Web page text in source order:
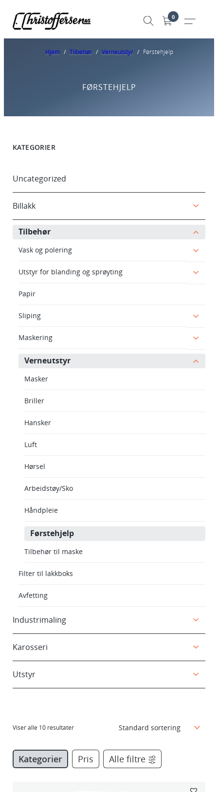
0
Hjem / Tilbehør / Verneutstyr / Førstehjelp
FØRSTEHJELP
KATEGORIER
Uncategorized
Billakk
Tilbehør
Vask og polering
Utstyr for blanding og sprøyting
Papir
Sliping
Maskering
Verneutstyr
Masker
Briller
Hansker
Luft
Hørsel
Arbeidstøy/Sko
Håndpleie
Førstehjelp
Tilbehør til maske
Filter til lakkboks
Avfetting
Industrimaling
Karosseri
Utstyr
Viser alle 10 resultater
Kategorier Pris Alle filtre